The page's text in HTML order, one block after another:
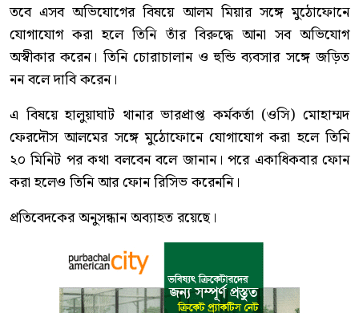
তবে এসব অভিযোগের বিষয়ে আলম মিয়ার সঙ্গে মুঠোফোনে
যোগাযোগ করা হলে তিনি তাঁর বিরুদ্ধে আনা সব অভিযোগ
অস্বীকার করেন। তিনি চোরাচালান ও হুন্ডি ব্যবসার সঙ্গে জড়িত
নন বলে দাবি করেন।
এ বিষয়ে হালুয়াঘাট থানার ভারপ্রাপ্ত কর্মকর্তা (ওসি) মোহাম্মদ
ফেরদৌস আলমের সঙ্গে মুঠোফোনে যোগাযোগ করা হলে তিনি
২০ মিনিট পর কথা বলবেন বলে জানান। পরে একাধিকবার ফোন
করা হলেও তিনি আর ফোন রিসিভ করেননি।
প্রতিবেদকের অনুসন্ধান অব্যাহত রয়েছে।